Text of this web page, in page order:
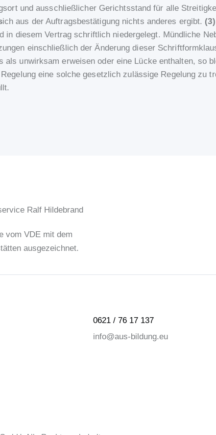
und ausschließlicher Gerichtsstand für alle
ich aus der Auftragsbestätigung nichts anderes ergibt. (3)
in diesem Vertrag schriftlich niedergelegt. Mündliche
einschließlich der Änderung dieser
als unwirksam erweisen oder eine Lücke enthalten, so
eine solche gesetzlich zulässige Regelung zu
0621 / 76 17 137
info@aus-bildung.eu